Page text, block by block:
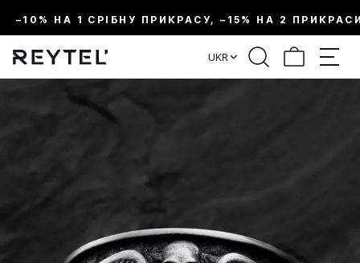
–10% НА 1 СРІБНУ ПРИКРАСУ, –15% НА 2
UKR